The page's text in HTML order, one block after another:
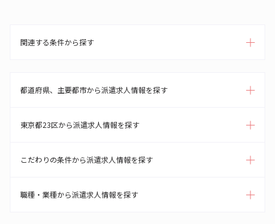
関連する条件から探す
都道府県、主要都市から派遣求人情報を探す
東京都23区から派遣求人情報を探す
こだわりの条件から派遣求人情報を探す
職種・業種から派遣求人情報を探す